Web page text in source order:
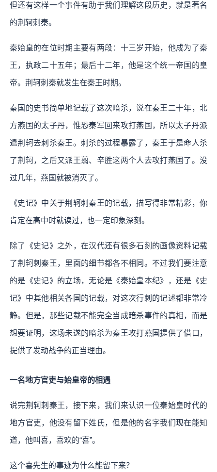
但还有这样一个事件有助于我们理解这段历史，就是著名
的荆轲刺秦。
秦始皇的在位时期主要有两段：十三岁开始，他成为了秦
王，执政二十五年；最后十二年，他是这个统一帝国的皇
帝。荆轲刺秦就发生在秦王时期。
秦国的史书简单地记载了这次暗杀，说在秦王二十年，北
方燕国的太子丹，惟恐秦军回来攻打燕国，所以太子丹派
遣荆轲去刺杀秦王。刺杀的过程暴露了，秦王于是命人杀
了荆轲，之后又派王翦、辛胜这两个人去攻打燕国了。没
过几年，燕国就被消灭了。
《史记》中关于荆轲刺秦王的记载，描写得非常精彩，你
肯定在高中时就读过，也一定印象深刻。
除了《史记》之外，在汉代还有很多石刻的画像资料记载
了荆轲刺秦王，里面的细节都各不相同。不过我们要注意
的是《史记》的立场，无论是《秦始皇本纪》，还是《史
记》中其他相关各国的记载，对这次行刺的记述都非常冷
静。但是，那些记载不能完全当成暗杀事件的真相，而是
想要证明，这场未遂的暗杀为秦王攻打燕国提供了借口，
提供了发动战争的正当理由。
一名地方官吏与始皇帝的相遇
说完荆轲刺秦王，接下来，我们来认识一位秦始皇时代的
地方官吏，他没有留下姓氏，但是他的名字我们现在能知
道，他叫喜，喜欢的“喜”。
这个喜先生的事迹为什么能留下来？